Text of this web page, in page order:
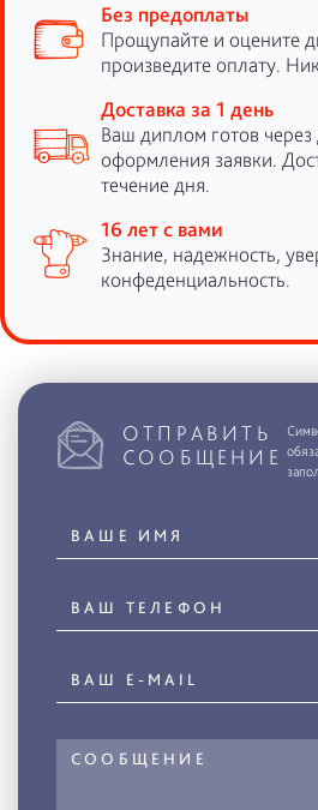
Без предоплаты
Прощупайте и оцените
произведите оплату.
Доставка за 1 день
Ваш диплом готов через
оформления заявки.
течение дня.
16 лет с вами
Знание, надежность,
конфеденциальность.
ОТПРАВИТЬ
СООБЩЕНИЕ